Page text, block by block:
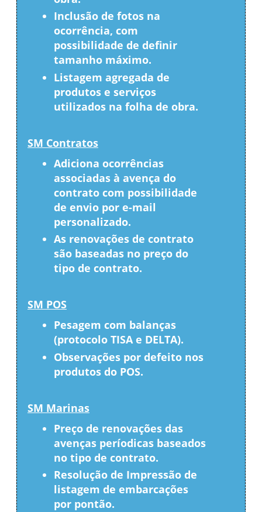
Inclusão de fotos na
ocorrência, com
possibilidade de definir
tamanho máximo.
Listagem agregada de
produtos e serviços
utilizados na folha de obra.
SM Contratos
Adiciona ocorrências
associadas à avença do
contrato com possibilidade
de envio por e-mail
personalizado.
As renovações de contrato
são baseadas no preço do
tipo de contrato.
SM POS
Pesagem com balanças
(protocolo TISA e DELTA).
Observações por defeito nos
produtos do POS.
SM Marinas
Preço de renovações das
avenças períodicas baseados
no tipo de contrato.
Resolução de Impressão de
listagem de embarcações
por pontão.